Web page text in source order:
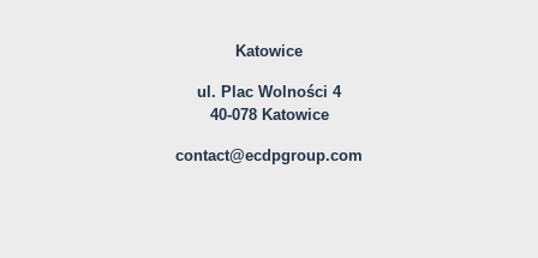
Katowice
ul. Plac Wolności 4
40-078 Katowice
contact@ecdpgroup.com